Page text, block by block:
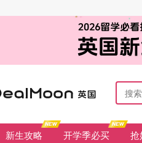
新生攻略 开学季必买 抢